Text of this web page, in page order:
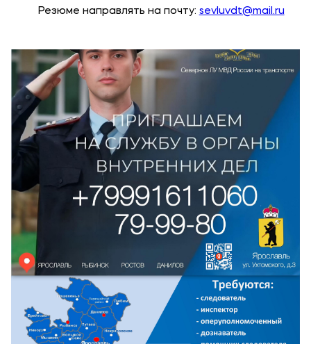
+7 (4852) 25-25-51
+7-968-593-08-28 - сотовый
Полезное
Об образовательной организации
Банковские реквизиты
Мы в соцсетях
Подобрать программу
Резюме направлять на почту: sevluvdt@mail.ru